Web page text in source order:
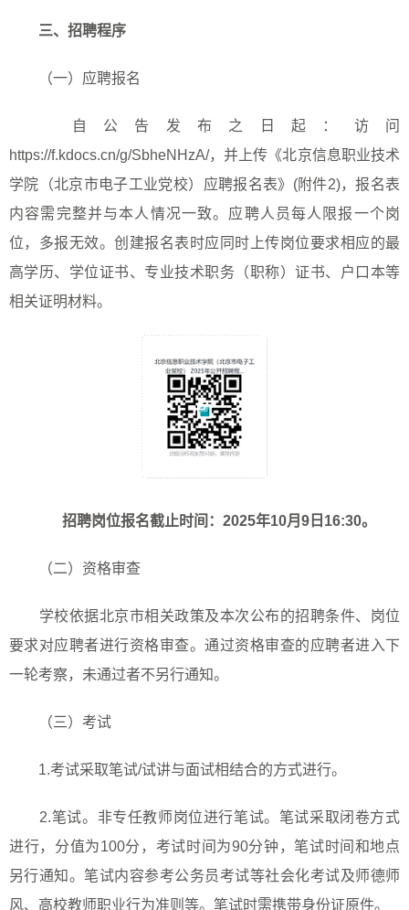
三、招聘程序
（一）应聘报名
自公告发布之日起：访问
https://f.kdocs.cn/g/SbheNHzA/，并上传《北京信息职业技术
学院（北京市电子工业党校）应聘报名表》 (附件2)，报名表
内容需完整并与本人情况一致。应聘人员每人限报一个岗
位，多报无效。创建报名表时应同时上传岗位要求相应的最
高学历、学位证书、专业技术职务（职称）证书、户口本等
相关证明材料。
招聘岗位报名截止时间： 2025年10月 9 日 16:30。
（二）资格审查
学校依据北京市相关政策及本次公布的招聘条件、岗位
要求对应聘者进行资格审查。通过资格审查的应聘者进入下
一轮考察，未通过者不另行通知。
（三）考试
1.考试采取笔试/试讲与面试相结合的方式进行。
2.笔试。非专任教师岗位进行笔试。笔试采取闭卷方式
进行，分值为100分，考试时间为90分钟，笔试时间和地点
另行通知。笔试内容参考公务员考试等社会化考试及师德师
风、高校教师职业行为准则等。笔试时需携带身份证原件。